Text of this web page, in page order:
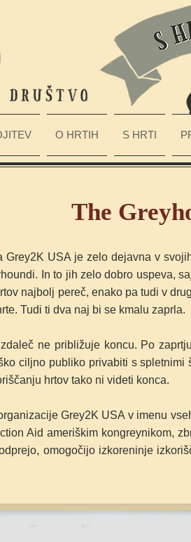
O HRTIH S HRTI
The
Grey2K USA je zelo dejavna v
In to jih zelo dobro uspeva,
najbolj pereč, enako pa tudi v
Tudi ti dva naj bi se kmalu zaprla.
ne približuje koncu. Po
ciljno publiko privabiti s
hrtov tako ni videti konca.
Grey2K USA v imenu
Aid ameriškim kongreynikom,
omogočijo izkoreninje